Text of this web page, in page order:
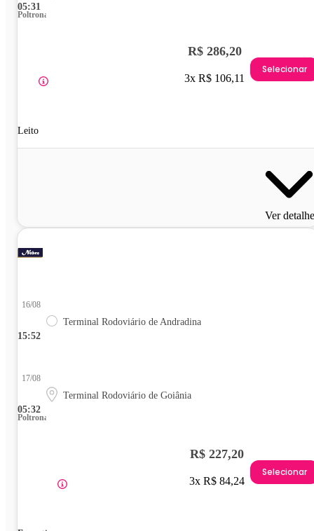
05:31
Poltrona
Leito
R$ 286,20
3x R$ 106,11
Selecionar
Ver
15:52
16/08
Terminal Rodoviário de Andradina
05:32
17/08
Terminal Rodoviário de Goiânia
Poltrona
R$ 227,20
3x R$ 84,24
Selecionar